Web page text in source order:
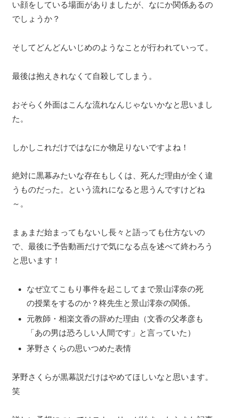
い顔をしている場面がありましたが、なにか関係あるの
でしょうか？
そしてどんどんいじめのようなことが行われていって。
最後は抱えきれなくて自殺してしまう。
おそらく外面はこんな流れなんじゃないかなと思いまし
た。
しかしこれだけではなにか物足りないですよね！
絶対に黒幕みたいな存在もしくは、死んだ理由が全く違
うものだった。という流れになると思うんですけどね
～。
まぁまだ始まってもないし長々と語っても仕方ないの
で、最後に予告動画だけで気になる点を述べて終わろう
と思います！
なぜ立てこもり事件を起こしてまで景山澪奈の死
の授業をするのか？柊先生と景山澪奈の関係。
元教師・相楽文香の辞めた理由（文香の父孝彦も
「あの男は恐ろしい人間です」と言っていた）
茅野さくらの思いつめた表情
茅野さくらが黒幕説だけはやめてほしいなと思います。
笑